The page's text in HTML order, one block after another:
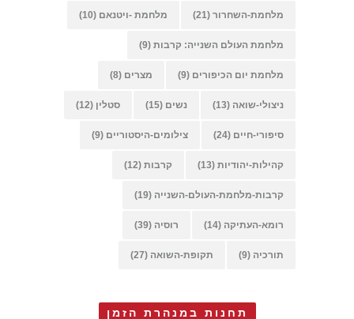
מלחמת-השחרור (21) מלחמת -ויטנאם (10)
מלחמת העולם השנייה: קרבות (9)
מלחמת יום הכיפורים (9) מצרים (8)
ניצולי-שואה (13) נשים (15) סטלין (12)
סיפורי-חיים (24) צילומים-היסטוריים (9)
קהילות-יהודיות (13) קרבות (12)
קרבות-מלחמת-העולם-השנייה (19)
רומא-העתיקה (14) רוסיה (39)
תורכיה (9) תקופת-השואה (27)
תחנות במנהרת הזמן